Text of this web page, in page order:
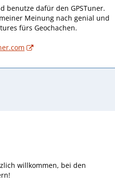
benutze dafür den GPSTuner.
Meinung nach genial und
fürs Geochachen.
willkommen, bei den